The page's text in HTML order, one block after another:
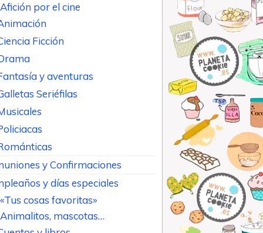
Afición por el cine
Ficción
y aventuras
Seriéfilas
y Confirmaciones
y días especiales
«Tus cosas favoritas»
Animalitos, mascotas…